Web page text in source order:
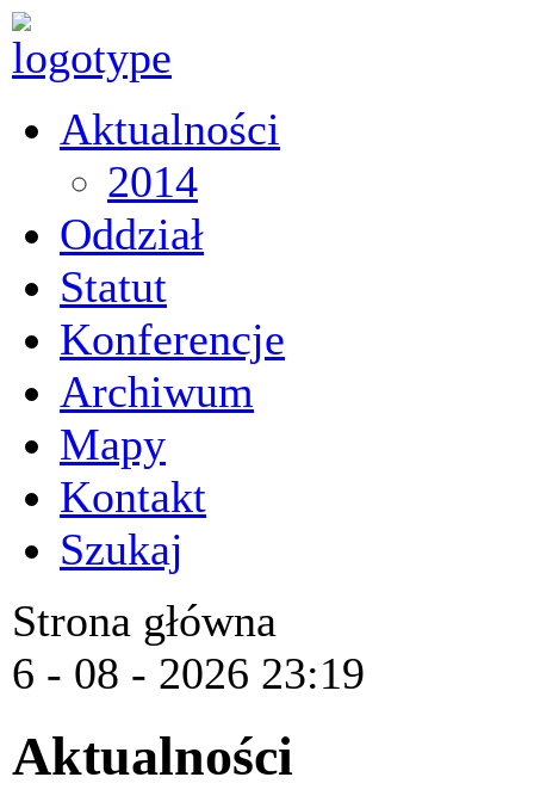
Aktualności
2014
Oddział
Statut
Konferencje
Archiwum
Mapy
Kontakt
Szukaj
Strona główna
6 - 08 - 2026 23:19
Aktualności